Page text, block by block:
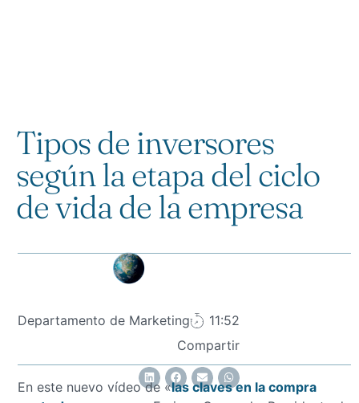
Tipos de inversores
según la etapa del ciclo
de vida de la empresa
Departamento de Marketing
11:52
Compartir
En este nuevo vídeo de «las claves en la compra